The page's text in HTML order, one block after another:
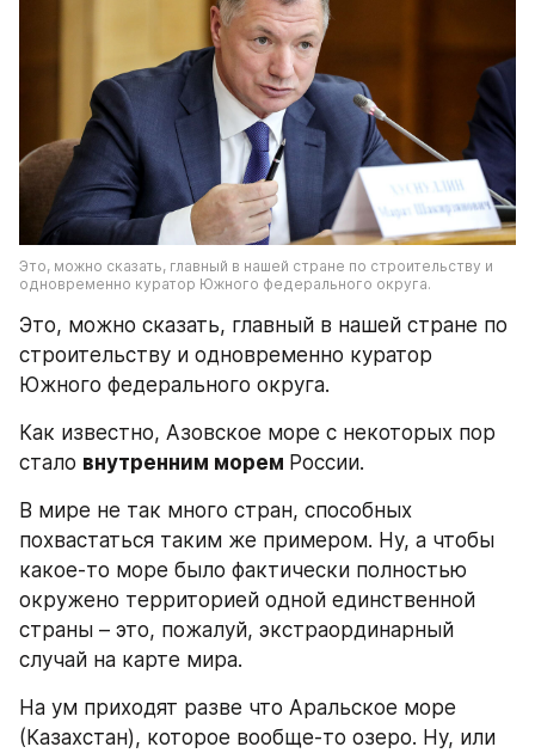
Это, можно сказать, главный в нашей стране по строительству и
одновременно куратор Южного федерального округа.
Это, можно сказать, главный в нашей стране по
строительству и одновременно куратор
Южного федерального округа.
Как известно, Азовское море с некоторых пор
стало внутренним морем России.
В мире не так много стран, способных
похвастаться таким же примером. Ну, а чтобы
какое-то море было фактически полностью
окружено территорией одной единственной
страны – это, пожалуй, экстраординарный
случай на карте мира.
На ум приходят разве что Аральское море
(Казахстан), которое вообще-то озеро. Ну, или